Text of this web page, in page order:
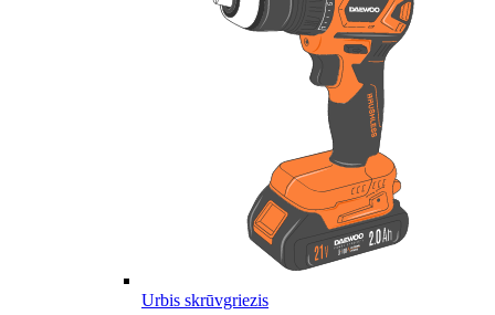
Urbis skrūvgriezis